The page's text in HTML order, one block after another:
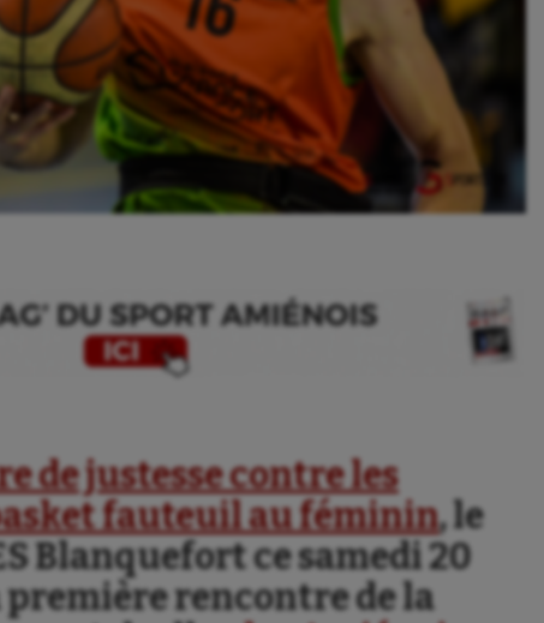
Danse
Equitation
Kayak-polo
Korfbal
de justesse contre les
fauteuil au féminin, le
Blanquefort ce samedi 20
rencontre de la